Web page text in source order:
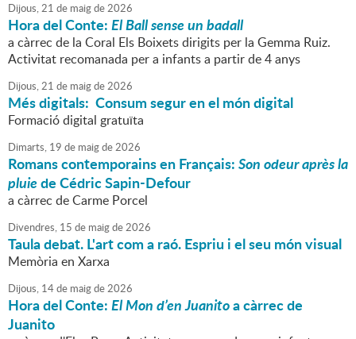
Dijous,21 de maigde2026
Hora del Conte:El Ball senseunbadall
a càrrec de la Coral Els Boixets dirigits per la Gemma Ruiz.
Activitat recomanada per a infants a partir de 4 anys
Dijous,21 de maigde2026
Més digitals: Consum segur en el món digital
Formació digital gratuïta
Dimarts, 19 de maigde2026
Romans contemporains en Français:Son odeur après la
pluiede Cédric Sapin-Defour
a càrrec de Carme Porcel
Divendres, 15 de maigde2026
Taula debat. L'art com a raó. Espriu i el seu món visual
Memòria en Xarxa
Dijous, 14de maigde2026
Hora del Conte:El Mon d’en Juanitoa càrrec de
Juanito